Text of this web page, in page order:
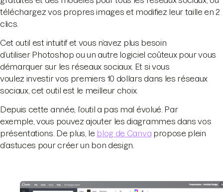
téléchargez vos propres images et modifiez leur taille en 2
clics.
Cet outil est intuitif et vous n’avez plus besoin
d’utiliser Photoshop ou un autre logiciel coûteux pour vous
démarquer sur les réseaux sociaux. Et si vous
voulez investir vos premiers 10 dollars dans les réseaux
sociaux, cet outil est le meilleur choix.
Depuis cette année, l’outil a pas mal évolué. Par
exemple, vous pouvez ajouter les diagrammes dans vos
présentations. De plus, le blog de Canva propose plein
d’astuces pour créer un bon design.